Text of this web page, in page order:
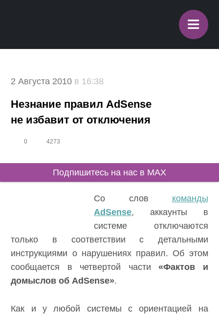
≡
2 Августа 2010 в 16:38
Незнание правил AdSense
не избавит от отключения
0 4273
Подпишитесь на нас в MAX
Со слов команды
AdSense, аккаунты в
системе отключаются
только в соответствии с детальными
инструкциями о нарушениях правил. Об этом
сообщается в четвертой части«Фактов и
домыслов об AdSense».
Как и у любой системы с ориентацией на